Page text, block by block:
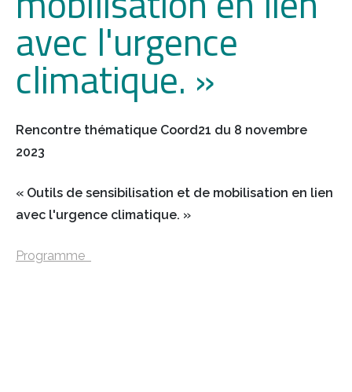
avec l'urgence
climatique. »
Rencontre thématique Coord21 du 8 novembre
2023
« Outils de sensibilisation et de mobilisation en lien
avec l'urgence climatique. »
Programme